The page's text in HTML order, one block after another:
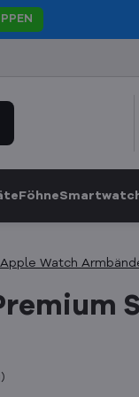
Föhne
Apple Watch
)